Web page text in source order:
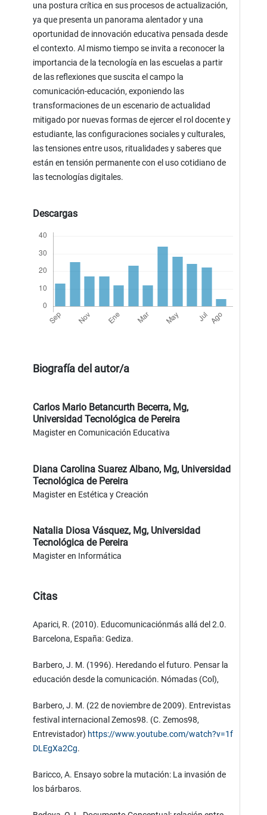
una postura crítica en sus procesos de actualización,
ya que presenta un panorama alentador y una
oportunidad de innovación educativa pensada desde
el contexto. Al mismo tiempo se invita a reconocer la
importancia de la tecnología en las escuelas a partir
de las reflexiones que suscita el campo la
comunicación-educación, exponiendo las
transformaciones de un escenario de actualidad
mitigado por nuevas formas de ejercer el rol docente y
estudiante, las configuraciones sociales y culturales,
las tensiones entre usos, ritualidades y saberes que
están en tensión permanente con el uso cotidiano de
las tecnologías digitales.
Descargas
Biografía del autor/a
Carlos Mario Betancurth Becerra, Mg,
Universidad Tecnológica de Pereira
Magister en Comunicación Educativa
Diana Carolina Suarez Albano, Mg, Universidad
Tecnológica de Pereira
Magister en Estética y Creación
Natalia Diosa Vásquez, Mg, Universidad
Tecnológica de Pereira
Magister en Informática
Citas
Aparici, R. (2010). Educomunicaciónmás allá del 2.0.
Barcelona, España: Gediza.
Barbero, J. M. (1996). Heredando el futuro. Pensar la
educación desde la comunicación. Nómadas (Col),
Barbero, J. M. (22 de noviembre de 2009). Entrevistas
festival internacional Zemos98. (C. Zemos98,
Entrevistador) https://www.youtube.com/watch?v=1f
DLEgXa2Cg.
Baricco, A. Ensayo sobre la mutación: La invasión de
los bárbaros.